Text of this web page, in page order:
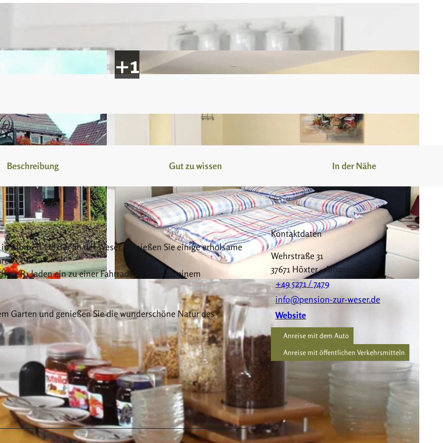
© Pension Zur Weser |
Beschreibung Gut zu wissen In der Nähe
Albaxen-Höxter an der Weser. Genießen Sie einige erholsame
R1 laden ein zu einer Fahrradtour oder zu einem
Garten und genießen Sie die wunderschöne Natur des
Kontaktdaten
Wehrstraße 31
37671 Höxter- Albaxen
+49 5271 / 7479
info@pension-zur-weser.de
Website
Anreise mit dem Auto
Anreise mit öffentlichen Verkehrsmitteln